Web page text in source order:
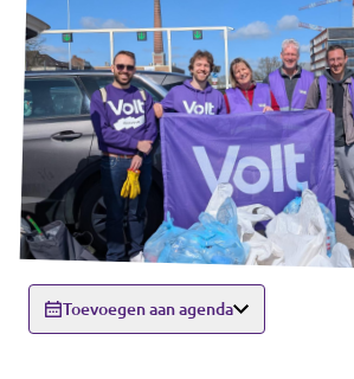
Toevoegen aan agenda